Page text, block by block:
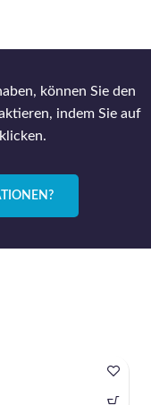
können Sie den
indem Sie auf